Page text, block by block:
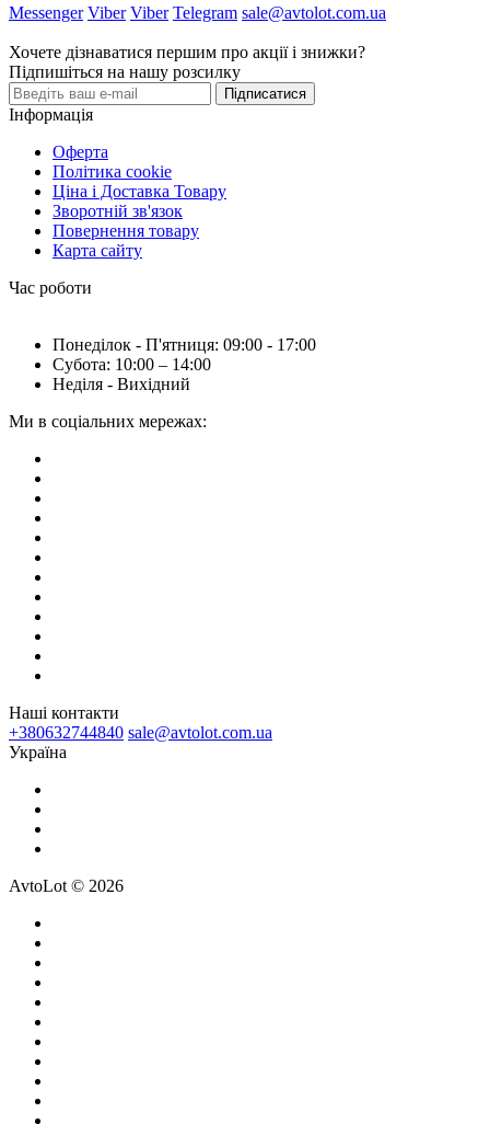
Messenger Viber Viber Telegram sale@avtolot.com.ua
Хочете дізнаватися першим про акції і знижки?
Підпишіться на нашу розсилку
Підписатися
Інформація
Оферта
Політика cookie
Ціна і Доставка Товару
Зворотній зв'язок
Повернення товару
Карта сайту
Час роботи
Понеділок - П'ятниця: 09:00 - 17:00
Субота: 10:00 – 14:00
Неділя - Вихідний
Ми в соціальних мережах:
Наші контакти
+380632744840 sale@avtolot.com.ua
Українa
AvtoLot © 2026